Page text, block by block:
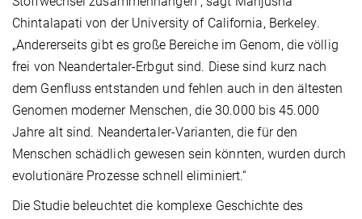
Chintalapati von der University of California, Berkeley.
„Andererseits gibt es große Bereiche im Genom, die völlig
frei von Neandertaler-Erbgut sind. Diese sind kurz nach
dem Genfluss entstanden und fehlen auch in den ältesten
Genomen moderner Menschen, die 30.000 bis 45.000
Jahre alt sind. Neandertaler-Varianten, die für den
Menschen schädlich gewesen sein könnten, wurden durch
evolutionäre Prozesse schnell eliminiert.“
Die Studie beleuchtet die komplexe Geschichte des